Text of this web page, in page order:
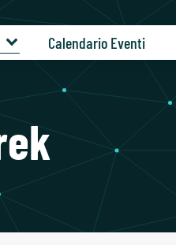
Calendario Eventi